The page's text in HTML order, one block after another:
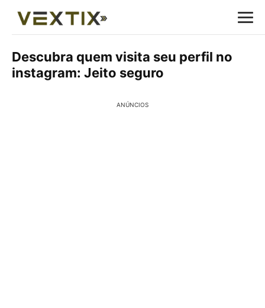
Descubra quem visita seu perfil no
instagram: Jeito seguro
ANÚNCIOS